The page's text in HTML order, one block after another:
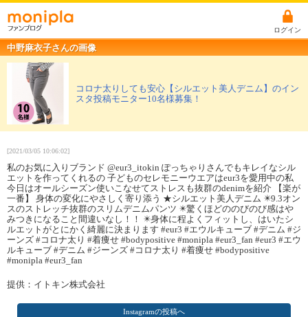
ログイン
中野麻衣子さんの画像
コロナ太りしても安心【シルエット美人デニム】のイン
スタ投稿モニター10名様募集！
[2021/03/05 10:06:02]
私のお気に入りブランド @eur3_itokin ぽっちゃりさんでもキレイなシル
エットを作ってくれるの 子どものセレモニーウエアはeur3を愛用中の私
今日はオールシーズン使いこなせてストレスも抜群のdenimを紹介 【楽が
一番】 身体の変化にやさしく寄り添う ★シルエット美人デニム ✴️9.3オン
スのストレッチ抜群のスリムデニムパンツ ✴️驚くほどののびのび感はや
みつきになること間違いなし！！ ✴️身体に程よくフィットし、はいたシ
ルエットがとにかく綺麗に決まります #eur3 #エウルキューブ #デニム #ジ
ーンズ #コロナ太り #着痩せ #bodypositive #monipla #eur3_fan #eur3 #エウ
ルキューブ #デニム #ジーンズ #コロナ太り #着痩せ #bodypositive
#monipla #eur3_fan
提供：イトキン株式会社
Instagramの投稿へ